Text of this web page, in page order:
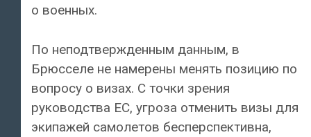
о военных.
По неподтвержденным данным, в
Брюсселе не намерены менять позицию по
вопросу о визах. С точки зрения
руководства ЕС, угроза отменить визы для
экипажей самолетов бесперспективна,